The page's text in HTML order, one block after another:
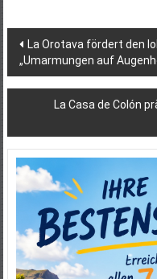
La Orotava fördert den
„Umarmungen auf
La Casa de Colón